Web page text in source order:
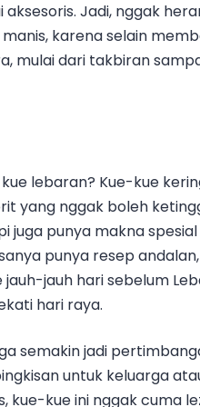
Jadi, nggak
karena selain
mulai dari takbiran
lebaran? Kue-kue
yang nggak boleh
juga punya makna
punya resep
jauh hari sebelum
hari raya.
semakin jadi
untuk keluarga
kue-kue ini nggak cuma